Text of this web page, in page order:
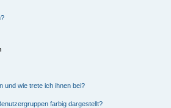
und wie trete ich ihnen bei?
farbig dargestellt?